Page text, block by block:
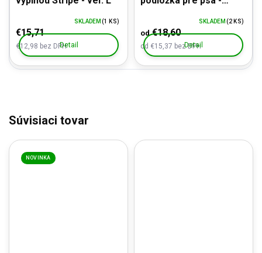
€12,98 bez DPH
€15,71
SKLADEM (1 KS)
Detail od €15,37 bez DPH
od€18,60
SKLADEM (2 KS)
Detail
Súvisiaci tovar
NOVINKA